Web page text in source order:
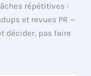
répétitives :
et revues PR —
décider, pas faire